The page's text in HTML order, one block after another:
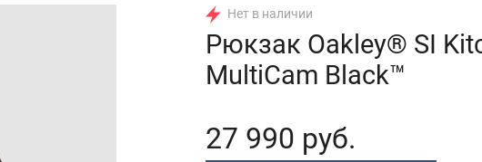
Нет в наличии
Рюкзак Oakley® SI
MultiCam Black™
27 990 руб.